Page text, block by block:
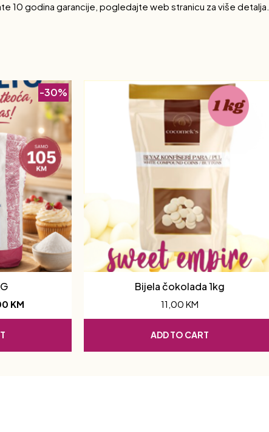
10 godina garancije, pogledajte web stranicu za više detalja.
-30%
KM
Bijela čokolada 1kg
11,00 KM
ADD TO CART